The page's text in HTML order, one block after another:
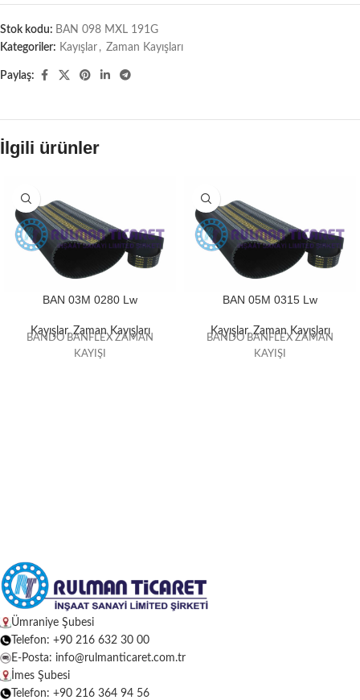
Stok kodu: BAN 098 MXL 191G
Kategoriler: Kayışlar , Zaman Kayışları
Paylaş:
İlgili ürünler
BAN 03M 0280 Lw
Kayışlar,Zaman Kayışları
BANDO BANFLEX ZAMAN
KAYIŞI
BAN 05M 0315 Lw
Kayışlar,Zaman Kayışları
BANDO BANFLEX ZAMAN
KAYIŞI
Ümraniye Şubesi
Telefon: +90 216 632 30 00
E-Posta: info@rulmanticaret.com.tr
İmes Şubesi
Telefon: +90 216 364 94 56